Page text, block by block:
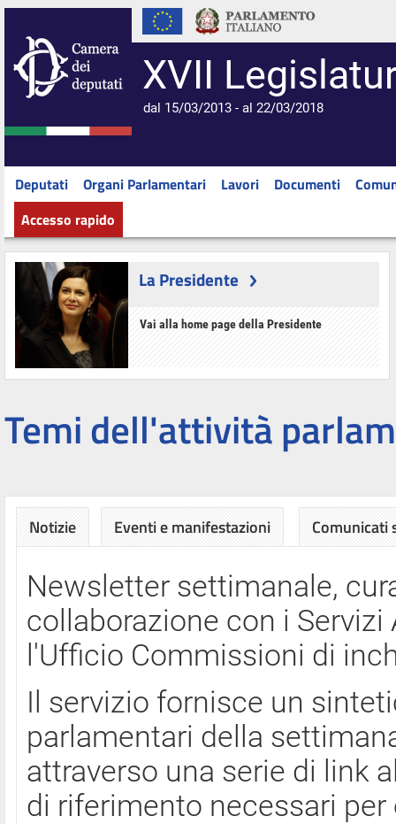
XVII
dal 15/03/2013 - al 22/03/2018
Deputati Organi Parlamentari Lavori Documenti
Accesso rapido
La Presidente
Vai alla home page della Presidente
Temi dell'attività
Notizie Eventi e manifestazioni Comunicati
Newsletter settimanale,
collaborazione con i
l'Ufficio Commissioni di
Il servizio fornisce un
parlamentari della
attraverso una serie di link
di riferimento necessari